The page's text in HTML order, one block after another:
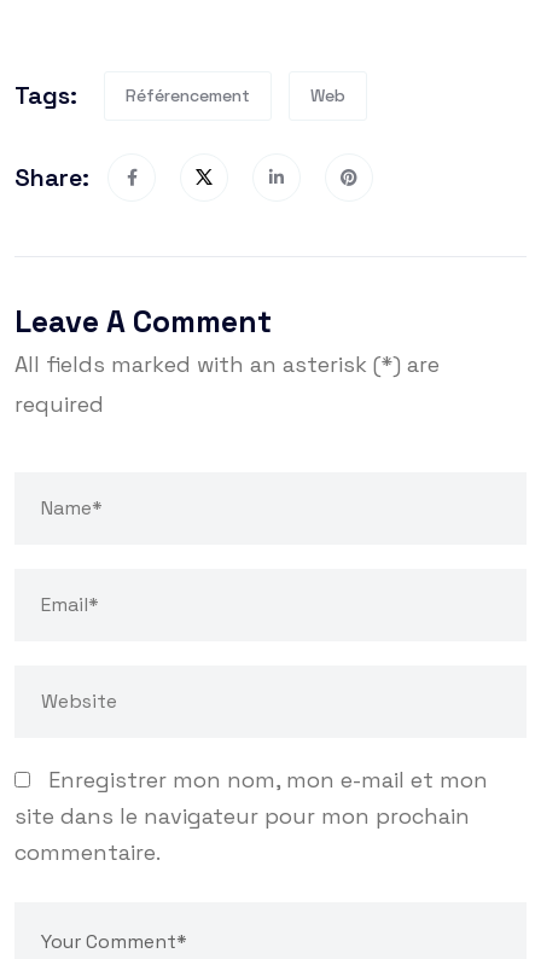
Tags: Référencement Web
Share:
Leave A Comment
All fields marked with an asterisk (*) are
required
Enregistrer mon nom, mon e-mail et mon
site dans le navigateur pour mon prochain
commentaire.